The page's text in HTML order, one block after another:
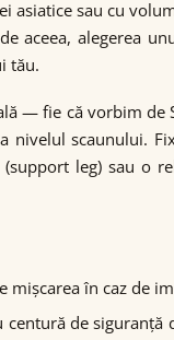
asiatice sau cu
aceea, alegerea
tău.
— fie că vorbim de
scaunului.
leg) sau o
mișcarea în caz de
de siguranță